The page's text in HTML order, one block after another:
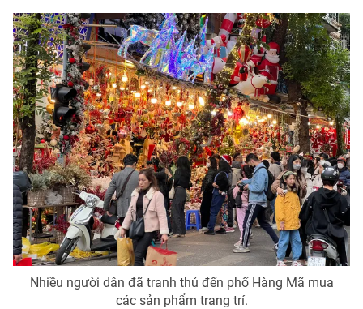
Nhiều người dân đã tranh thủ đến phố Hàng Mã mua
các sản phẩm trang trí.